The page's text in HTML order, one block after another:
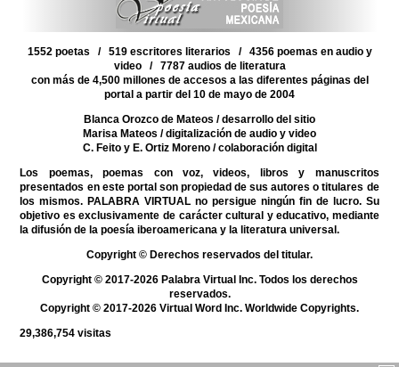
1552 poetas / 519 escritores literarios / 4356 poemas en audio y
video / 7787 audios de literatura
con más de 4,500 millones de accesos a las diferentes páginas del
portal a partir del 10 de mayo de 2004
Blanca Orozco de Mateos / desarrollo del sitio
Marisa Mateos / digitalización de audio y video
C. Feito y E. Ortiz Moreno/ colaboración digital
Los poemas, poemas con voz, videos, libros y manuscritos
presentados en este portal son propiedad de sus autores o titulares de
los mismos. PALABRA VIRTUAL no persigue ningún fin de lucro. Su
objetivo es exclusivamente de carácter cultural y educativo, mediante
la difusión de la poesía iberoamericana y la literatura universal.
Copyright © Derechos reservados del titular.
Copyright © 2017-2026 Palabra Virtual Inc. Todos los derechos
reservados.
Copyright © 2017-2026 Virtual Word Inc. Worldwide Copyrights.
29,386,754 visitas